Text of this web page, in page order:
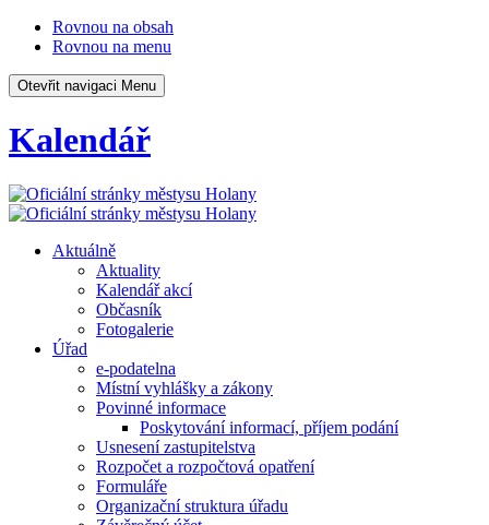
Rovnou na obsah
Rovnou na menu
Otevřit navigaci Menu
Kalendář
Aktuálně
Aktuality
Kalendář akcí
Občasník
Fotogalerie
Úřad
e-podatelna
Místní vyhlášky a zákony
Povinné informace
Poskytování informací, příjem podání
Usnesení zastupitelstva
Rozpočet a rozpočtová opatření
Formuláře
Organizační struktura úřadu